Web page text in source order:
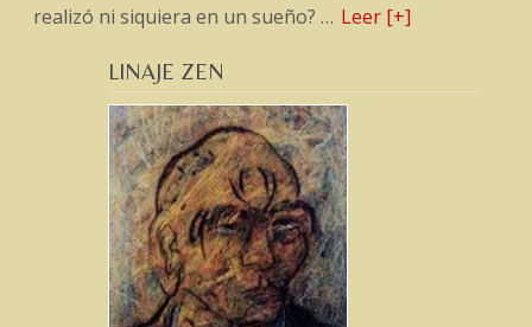
realizó ni siquiera en un sueño? … Leer [+]
LINAJE ZEN